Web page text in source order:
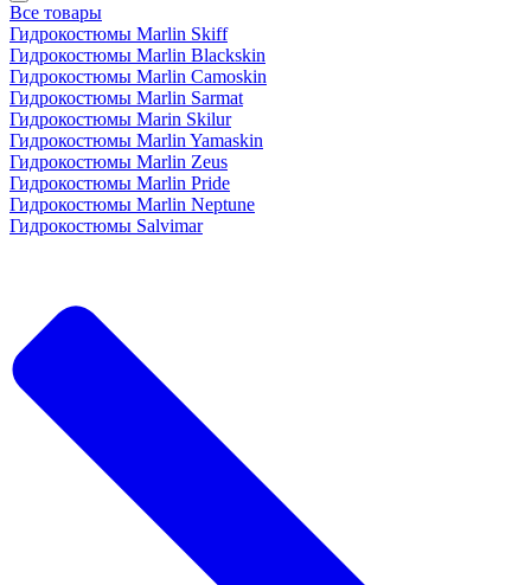
Все товары
Гидрокостюмы Marlin Skiff
Гидрокостюмы Marlin Blackskin
Гидрокостюмы Marlin Camoskin
Гидрокостюмы Marlin Sarmat
Гидрокостюмы Marin Skilur
Гидрокостюмы Marlin Yamaskin
Гидрокостюмы Marlin Zeus
Гидрокостюмы Marlin Pride
Гидрокостюмы Marlin Neptune
Гидрокостюмы Salvimar